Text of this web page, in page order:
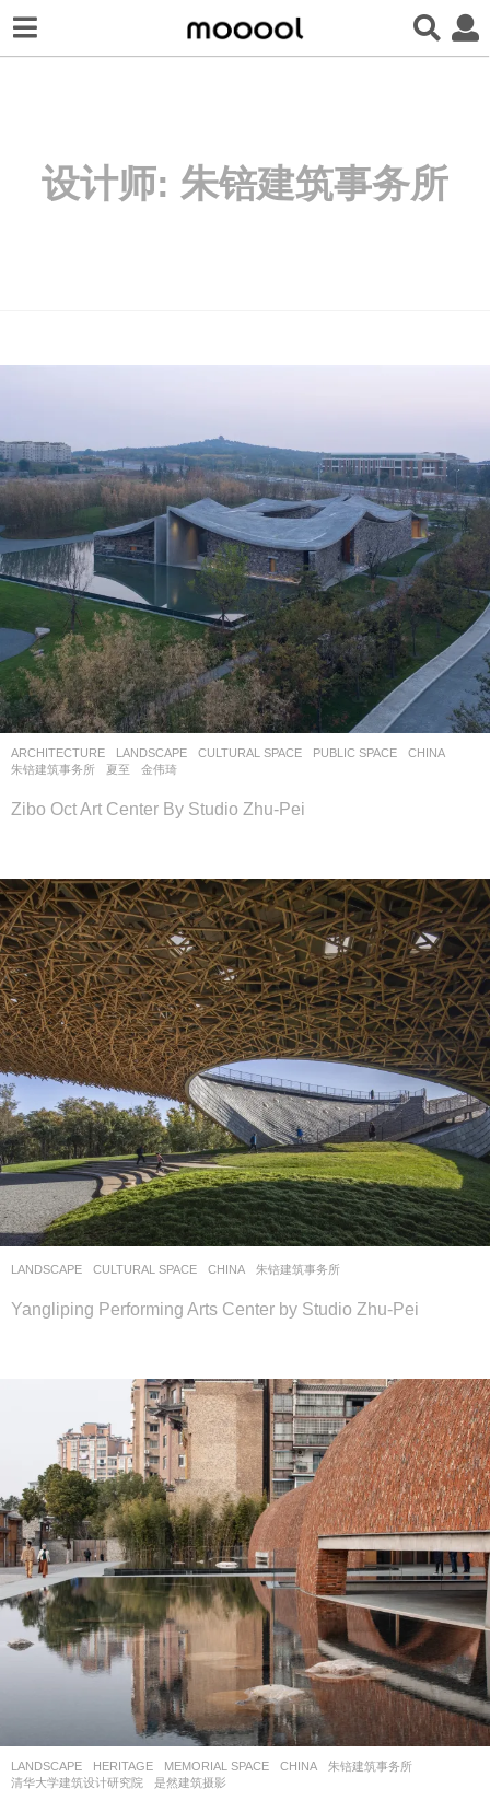
设计师: 朱锫建筑事务所
ARCHITECTURE LANDSCAPE CULTURAL SPACE ,PUBLIC SPACE
CHINA
朱锫建筑事务所
夏至 ,金伟琦
Zibo Oct Art Center By Studio Zhu-Pei
LANDSCAPE CULTURAL SPACE CHINA 朱锫建筑事务所
Yangliping Performing Arts Center by Studio Zhu-Pei
LANDSCAPE HERITAGE ,MEMORIAL SPACE CHINA 朱锫建筑事务所
清华大学建筑设计研究院
是然建筑摄影